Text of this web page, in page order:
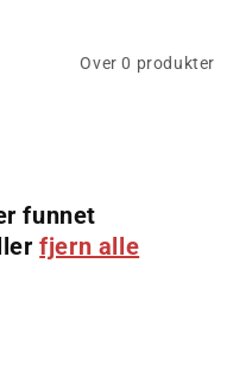
Over 0 produkter
funnet
fjern alle